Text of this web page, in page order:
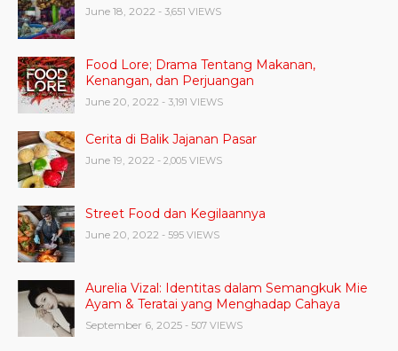
June 18, 2022 - 3,651 VIEWS
Food Lore; Drama Tentang Makanan,
Kenangan, dan Perjuangan
June 20, 2022 - 3,191 VIEWS
Cerita di Balik Jajanan Pasar
June 19, 2022 - 2,005 VIEWS
Street Food dan Kegilaannya
June 20, 2022 - 595 VIEWS
Aurelia Vizal: Identitas dalam Semangkuk Mie
Ayam & Teratai yang Menghadap Cahaya
September 6, 2025 - 507 VIEWS